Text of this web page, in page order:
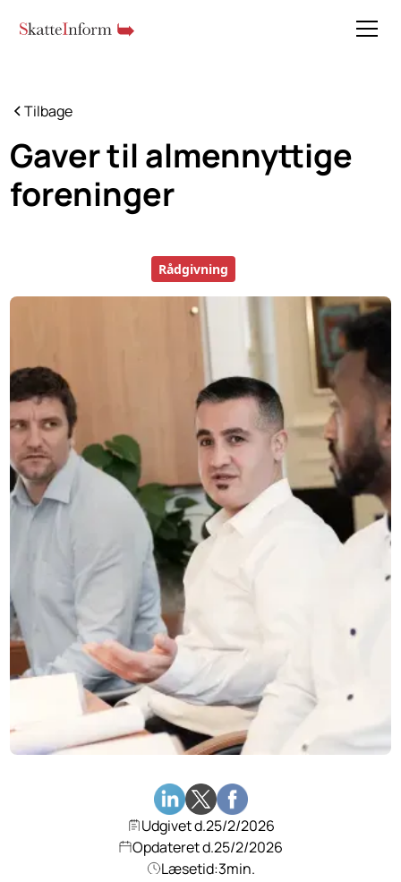
Tilbage
Gaver til almennyttige
foreninger
Rådgivning
Udgivet d.25/2/2026
Opdateret d.25/2/2026
Læsetid:3min.